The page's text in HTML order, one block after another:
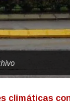
climáticas